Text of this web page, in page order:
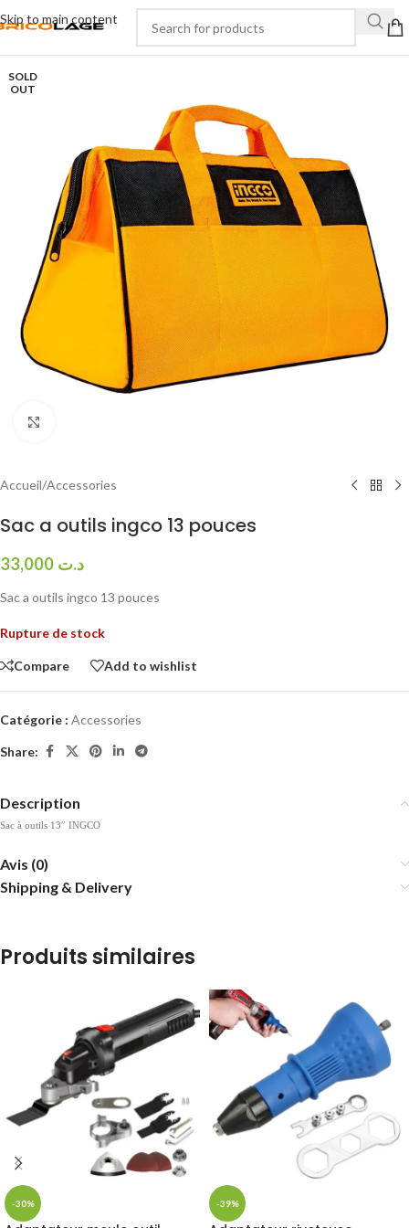
Skip to main content
SOLD
OUT
Accueil/Accessories
Sac a outils ingco 13 pouces
د.ت
Sac a outils ingco 13 pouces
Rupture de stock
Compare Add to wishlist
Catégorie : Accessories
Share:
Description
Sac à outils 13″ INGCO
Avis (0)
Shipping & Delivery
Produits similaires
-30% -39%